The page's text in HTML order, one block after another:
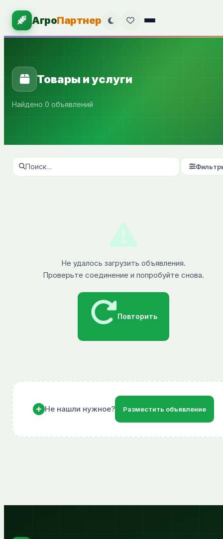
АгроПартнер
Товары и услуги
Найдено 0 объявлений
Не удалось загрузить объявления.
Проверьте соединение и попробуйте снова.
Повторить
Не нашли нужное? Разместить объявление